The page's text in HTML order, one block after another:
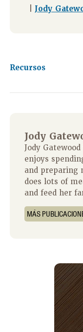
Jody
Recursos
Jody
Jody
enjoys
and preparing
does lots of
and feed her
MÁS